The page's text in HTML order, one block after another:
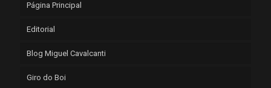
Página Principal
Editorial
Blog Miguel Cavalcanti
Giro do Boi